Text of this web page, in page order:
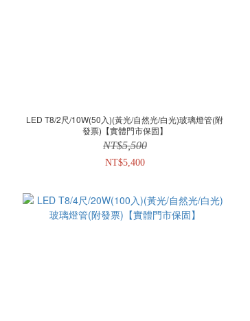
LED T8/2尺/10W(50入)(黃光/自然光/白光)玻璃燈管(附
發票)【實體門市保固】
NT$5,500
NT$5,400